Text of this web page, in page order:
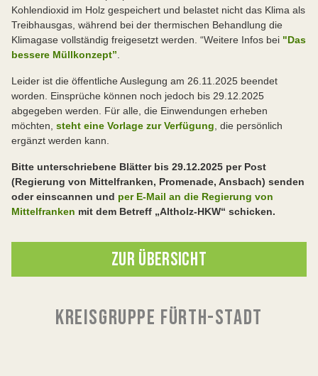
Kohlendioxid im Holz gespeichert und belastet nicht das Klima als
Treibhausgas, während bei der thermischen Behandlung die
Klimagase vollständig freigesetzt werden. “Weitere Infos bei "Das
bessere Müllkonzept”.
Leider ist die öffentliche Auslegung am 26.11.2025 beendet
worden. Einsprüche können noch jedoch bis 29.12.2025
abgegeben werden. Für alle, die Einwendungen erheben
möchten, steht eine Vorlage zur Verfügung, die persönlich
ergänzt werden kann.
Bitte unterschriebene Blätter bis 29.12.2025 per Post
(Regierung von Mittelfranken, Promenade, Ansbach) senden
oder einscannen und per E-Mail an die Regierung von
Mittelfranken mit dem Betreff „Altholz-HKW“ schicken.
ZUR ÜBERSICHT
KREISGRUPPE FÜRTH-STADT